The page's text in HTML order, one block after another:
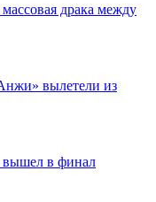
драка между
вылетели из
вышел в финал